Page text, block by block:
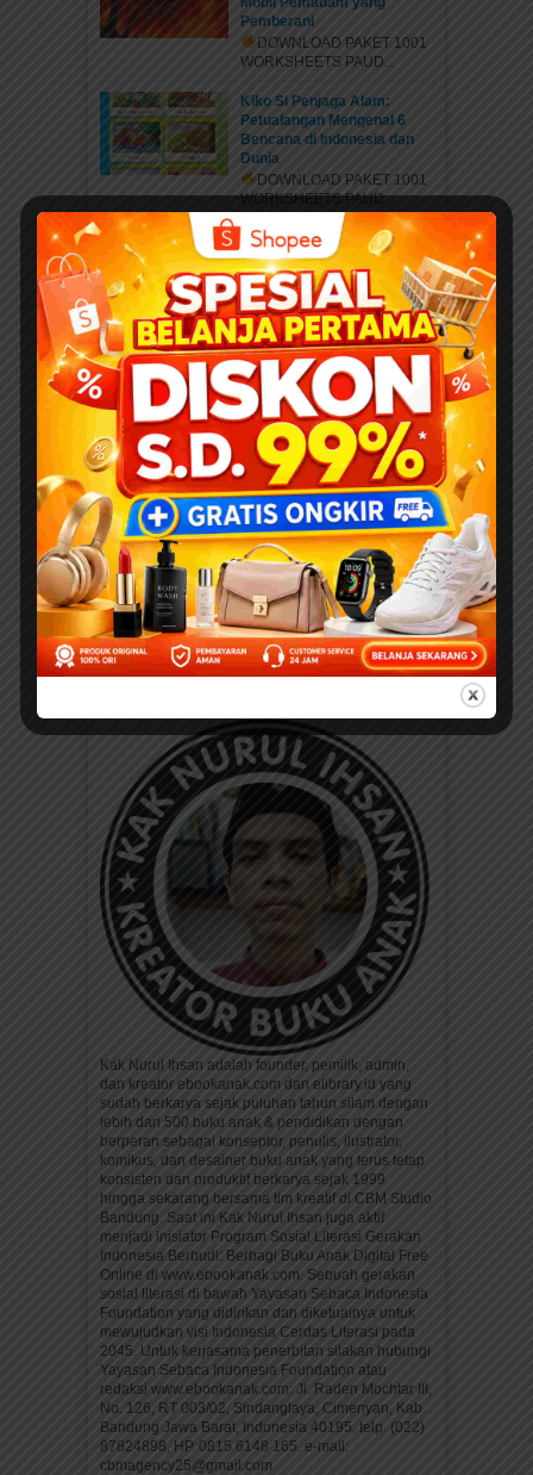
Pemberani
DOWNLOAD PAKET 1001
WORKSHEETS PAUD...
Kiko Si Penjaga Alam:
Petualangan Mengenal 6
Bencana di Indonesia dan
Dunia
DOWNLOAD PAKET 1001
WORKSHEETS PAUD...
Belajar Mengenal Nama-
Nama Musim di Dunia:
PETUALANGAN KIKO
MENJELAJAHI 6 MUSIM DI
DUNIA
DOWNLOAD PAKET 1001
WORKSHEETS PAUD...
Mengenal Jenis Kaki
Binatang: Petualangan Rara
di Hutan Ajaib
DOWNLOAD PAKET 1001
WORKSHEETS PAUD...
EBOOKPEDIA
Download Ebook Anak
Bergambar: Seri Kebiasaan
Anak Saleh; Bagaimana
Aku Makan
BACA, DOWNLOAD, DAN
PRINT DI SINI
Kak Nurul Ihsan adalah founder, pemilik, admin,
dan kreator ebookanak.com dan elibrary.id yang
sudah berkarya sejak puluhan tahun silam dengan
lebih dari 500 buku anak & pendidikan dengan
berperan sebagai konseptor, penulis, ilustrator,
komikus, dan desainer buku anak yang terus tetap
konsisten dan produktif berkarya sejak 1999
hingga sekarang bersama tim kreatif di CBM Studio
Bandung. Saat ini Kak Nurul Ihsan juga aktif
menjadi inisiator Program Sosial Literasi Gerakan
Indonesia Berbudi: Berbagi Buku Anak Digital Free
Online di www.ebookanak.com. Sebuah gerakan
sosial literasi di bawah Yayasan Sebaca Indonesia
Foundation yang didirikan dan diketuainya untuk
mewujudkan visi Indonesia Cerdas Literasi pada
2045. Untuk kerjasama penerbitan silakan hubungi
Yayasan Sebaca Indonesia Foundation atau
redaksi www.ebookanak.com: Jl. Raden Mochtar III,
No. 126, RT 003/02, Sindanglaya, Cimenyan, Kab.
Bandung Jawa Barat, Indonesia 40195, telp. (022)
87824898, HP. 0815 6148 165. e-mail:
cbmagency25@gmail.com